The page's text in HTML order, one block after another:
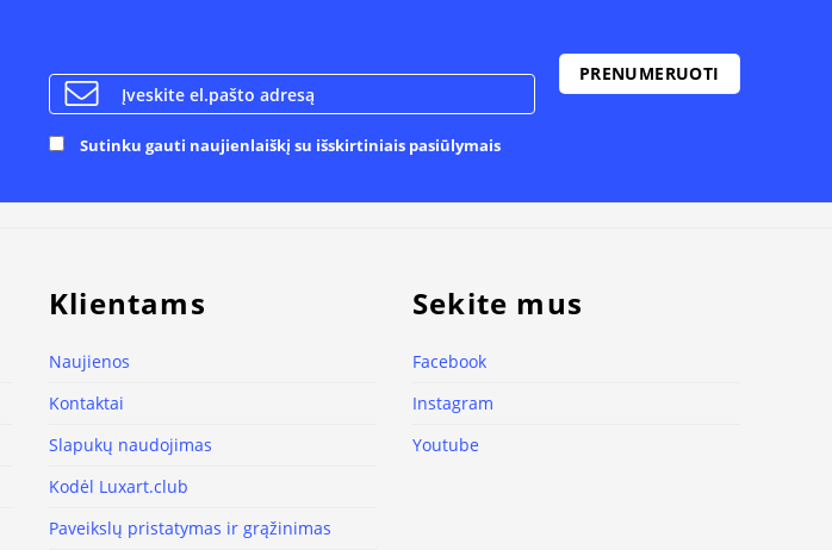
Sutinku gauti naujienlaiškį su išskirtiniais pasiūlymais
Klientams
Naujienos
Kontaktai
Slapukų naudojimas
Kodėl Luxart.club
Paveikslų pristatymas ir grąžinimas
Sekite mus
Facebook
Instagram
Youtube